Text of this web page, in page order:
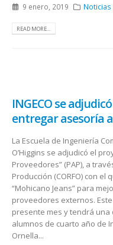
9 enero, 2019 Noticias
READ MORE...
INGECO se
entregar asesoría
La Escuela de Ingeniería
O’Higgins se adjudicó el
Proveedores” (PAP), a
Producción (CORFO) con
“Mohicano Jeans” para
proveedores externos.
presente mes y tendrá una
alumnos de cuarto año de
Ornella...